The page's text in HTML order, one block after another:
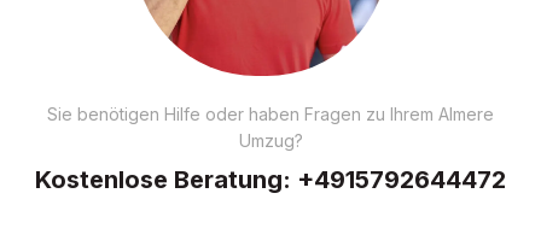
Sie benötigen Hilfe oder haben Fragen zu Ihrem Almere
Umzug?
Kostenlose Beratung: +4915792644472